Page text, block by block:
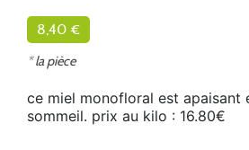
8,40 €
* la pièce
ce miel monofloral est apaisant
sommeil. prix au kilo : 16.80€